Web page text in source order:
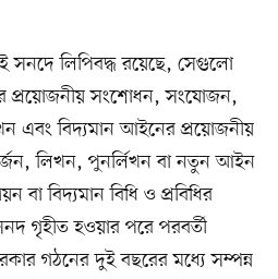
সনদে লিপিবদ্ধ রয়েছে, সেগুলো
প্রয়োজনীয় সংশোধন, সংযোজন,
এবং বিদ্যমান আইনের প্রয়োজনীয়
লিখন, পুনর্লিখন বা নতুন আইন
বা বিদ্যমান বিধি ও প্রবিধির
গৃহীত হওয়ার পরে পরবর্তী
গঠনের দুই বছরের মধ্যে সম্পন্ন